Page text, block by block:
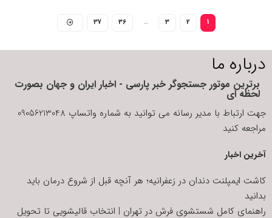
1
2
3
…
36
37
درباره ما
برترین موتور جستجوگر خبر پارسی - اخبار ایران و جهان بصورت
لحظه ای
جهت ارتباط با مدیر رسانه می توانید به شماره واتساپ 09056213048
مراجعه کنید
آخرین اخبار
کاشت ایمپلنت دندان در زعفرانیه؛ هر آنچه قبل از شروع درمان باید
بدانید
راهنمای کامل شستشوی فرش در تهران | انتخاب قالیشویی تا تحویل